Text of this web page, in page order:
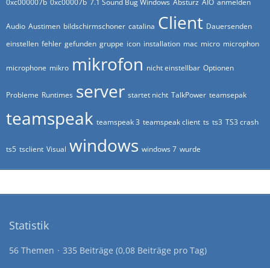
0xc000007b 0xc00007b 7.1 Sound Bug Windows Absturz AIO anmelden
Audio Austimen bildschirmschoner catalina Client Dauersenden
einstellen fehler gefunden gruppe icon installation mac micro microphon
microphone mikro mikrofon nicht einstellbar Optionen
Probleme Runtimes server startet nicht TalkPower teamsepak
teamspeak teamspeak 3 teamspeak client ts ts3 TS3 crash
ts5 tsclient Visual windows windows 7 wurde
Statistik
56 Themen 335 Beiträge (0,08 Beiträge pro Tag)